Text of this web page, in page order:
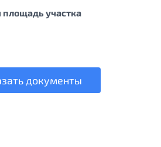
участка
документы